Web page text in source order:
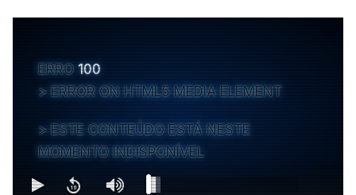
ERRO 100
ERROR ON HTML5 MEDIA ELEMENT
ESTE CONTEÚDO ESTÁ NESTE
MOMENTO INDISPONÍVEL